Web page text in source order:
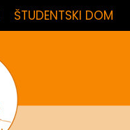
ŠTUDENTSKI DOM